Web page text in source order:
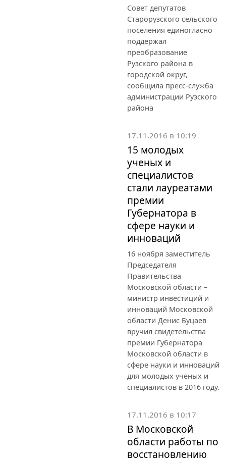
Совет депутатов
Старорузского сельского
поселения единогласно
поддержал
преобразование
Рузского района в
городской округ,
сообщила пресс-служба
администрации Рузского
района
17.11.2016 в 10:19
15 молодых
ученых и
специалистов
стали лауреатами
премии
Губернатора в
сфере науки и
инноваций
16 ноября заместитель
Председателя
Правительства
Московской области –
министр инвестиций и
инноваций Московской
области Денис Буцаев
вручил свидетельства
премии Губернатора
Московской области в
сфере науки и инноваций
для молодых ученых и
специалистов в 2016 году.
17.11.2016 в 10:17
В Московской
области работы по
восстановлению